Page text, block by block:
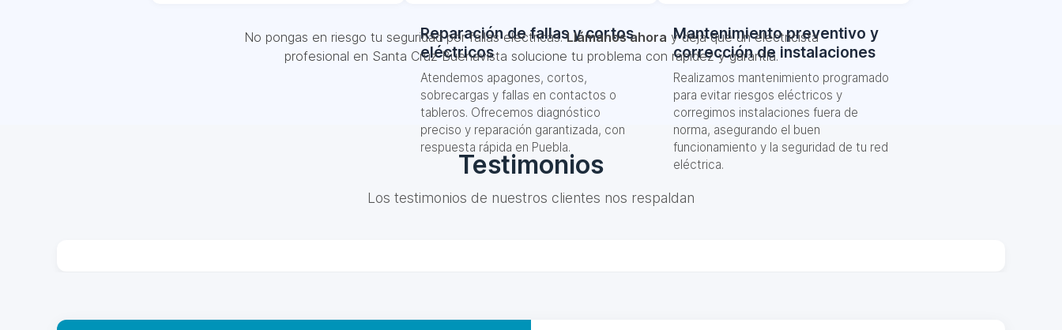
Reparación de fallas y cortos
eléctricos
Atendemos apagones, cortos,
sobrecargas y fallas en contactos o
tableros. Ofrecemos diagnóstico
preciso y reparación garantizada, con
respuesta rápida en Puebla.
Mantenimiento preventivo y
corrección de instalaciones
Realizamos mantenimiento programado
para evitar riesgos eléctricos y
corregimos instalaciones fuera de
norma, asegurando el buen
funcionamiento y la seguridad de tu red
eléctrica.
No pongas en riesgo tu seguridad por fallas eléctricas.Llámanos ahora y deja que un electricista
profesional en Santa Cruz Buenavista solucione tu problema con rapidez y garantía.
Testimonios
Los testimonios de nuestros clientes nos respaldan